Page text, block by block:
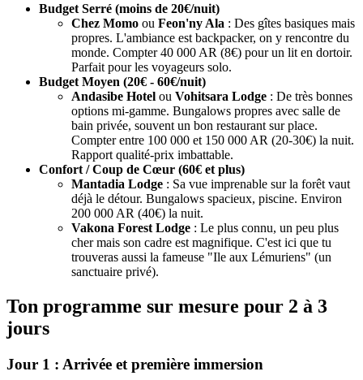
Budget Serré (moins de 20€/nuit)
Chez Momo ou Feon'ny Ala : Des gîtes basiques mais
propres. L'ambiance est backpacker, on y rencontre du
monde. Compter 40 000 AR (8€) pour un lit en dortoir.
Parfait pour les voyageurs solo.
Budget Moyen (20€ - 60€/nuit)
Andasibe Hotel ou Vohitsara Lodge : De très bonnes
options mi-gamme. Bungalows propres avec salle de
bain privée, souvent un bon restaurant sur place.
Compter entre 100 000 et 150 000 AR (20-30€) la nuit.
Rapport qualité-prix imbattable.
Confort / Coup de Cœur (60€ et plus)
Mantadia Lodge : Sa vue imprenable sur la forêt vaut
déjà le détour. Bungalows spacieux, piscine. Environ
200 000 AR (40€) la nuit.
Vakona Forest Lodge : Le plus connu, un peu plus
cher mais son cadre est magnifique. C'est ici que tu
trouveras aussi la fameuse "Ile aux Lémuriens" (un
sanctuaire privé).
Ton programme sur mesure pour 2 à 3
jours
Jour 1 : Arrivée et première immersion